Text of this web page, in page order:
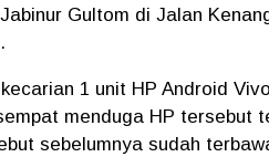
Gultom di Jalan
1 unit HP Android
menduga HP tersebut
sebelumnya sudah